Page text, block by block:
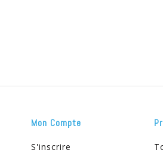
Mon Compte
S'inscrire